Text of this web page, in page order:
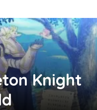
Knight